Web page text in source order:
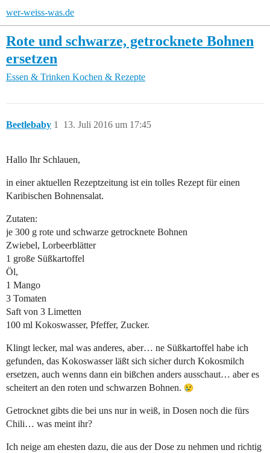
wer-weiss-was.de
Rote und schwarze, getrocknete Bohnen
ersetzen
Essen & Trinken Kochen & Rezepte
Beetlebaby 13. Juli 2016 um 17:45
1
Hallo Ihr Schlauen,
in einer aktuellen Rezeptzeitung ist ein tolles Rezept für einen
Karibischen Bohnensalat.
Zutaten:
je 300 g rote und schwarze getrocknete Bohnen
Zwiebel, Lorbeerblätter
1 große Süßkartoffel
Öl,
1 Mango
3 Tomaten
Saft von 3 Limetten
100 ml Kokoswasser, Pfeffer, Zucker.
Klingt lecker, mal was anderes, aber… ne Süßkartoffel habe ich
gefunden, das Kokoswasser läßt sich sicher durch Kokosmilch
ersetzen, auch wenns dann ein bißchen anders ausschaut… aber es
scheitert an den roten und schwarzen Bohnen.
Getrocknet gibts die bei uns nur in weiß, in Dosen noch die fürs
Chili… was meint ihr?
Ich neige am ehesten dazu, die aus der Dose zu nehmen und richtig